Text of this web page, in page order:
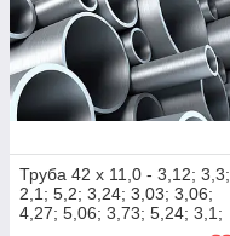
Труба 42 х 11,0 - 3,12; 3,3;
2,1; 5,2; 3,24; 3,03; 3,06;
4,27; 5,06; 3,73; 5,24; 3,1;